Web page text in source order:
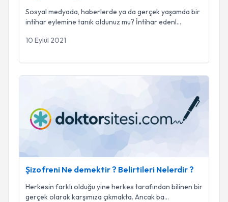
Sosyal medyada, haberlerde ya da gerçek yaşamda bir
intihar eylemine tanık oldunuz mu? İntihar edenl...
10 Eylül 2021
Şizofreni Ne demektir ? Belirtileri Nelerdir ?
Herkesin farklı olduğu yine herkes tarafından bilinen bir
gerçek olarak karşımıza çıkmakta. Ancak ba...